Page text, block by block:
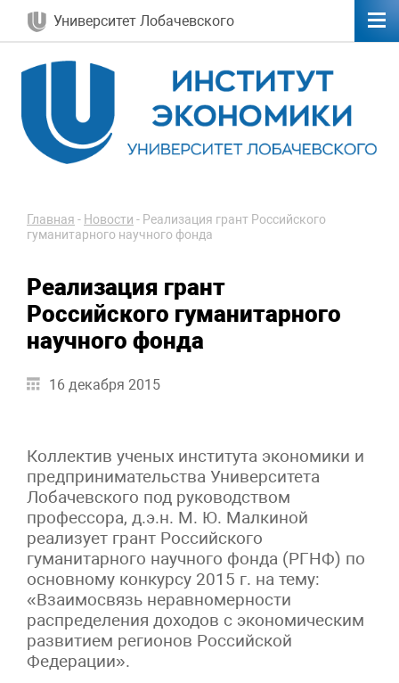
Университет Лобачевского
Главная - Новости - Реализация грант Российского
гуманитарного научного фонда
Реализация грант
Российского гуманитарного
научного фонда
16 декабря 2015
Коллектив ученых института экономики и
предпринимательства Университета
Лобачевского под руководством
профессора, д.э.н. М. Ю. Малкиной
реализует грант Российского
гуманитарного научного фонда (РГНФ) по
основному конкурсу 2015 г. на тему:
«Взаимосвязь неравномерности
распределения доходов с экономическим
развитием регионов Российской
Федерации».